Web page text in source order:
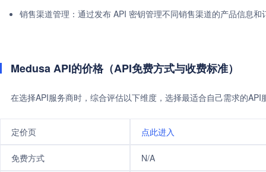
销售渠道管理：通过发布 API 密钥管理不同销售渠道的产品信息和
Medusa API的价格（API免费方式与收费标准）
在选择API服务商时，综合评估以下维度，选择最适合自己需求的
定价页 点此进入
免费方式 N/A